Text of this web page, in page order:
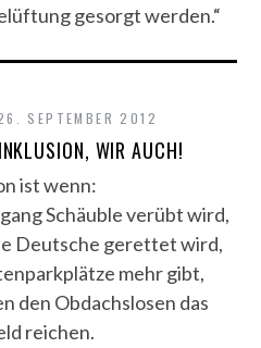
gesorgt werden.“
SEPTEMBER 2012
WIR AUCH!
ist wenn:
Schäuble verübt wird,
Deutsche gerettet wird,
mehr gibt,
den Obdachslosen das
reichen.